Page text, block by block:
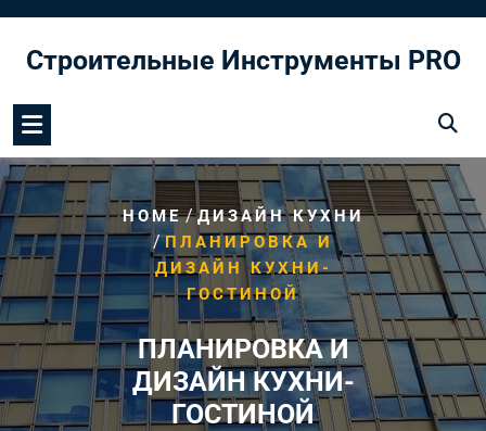
содержимому
Строительные Инструменты PRO
HOME/ДИЗАЙН КУХНИ
/ПЛАНИРОВКА И
ДИЗАЙН КУХНИ-
ГОСТИНОЙ
ПЛАНИРОВКА И
ДИЗАЙН КУХНИ-
ГОСТИНОЙ